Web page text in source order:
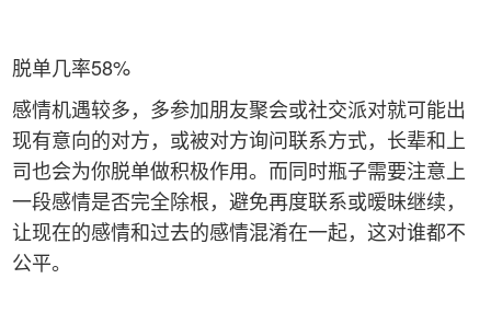
脱单几率58%
感情机遇较多，多参加朋友聚会或社交派对就可能出
现有意向的对方，或被对方询问联系方式，长辈和上
司也会为你脱单做积极作用。而同时瓶子需要注意上
一段感情是否完全除根，避免再度联系或暧昧继续，
让现在的感情和过去的感情混淆在一起，这对谁都不
公平。